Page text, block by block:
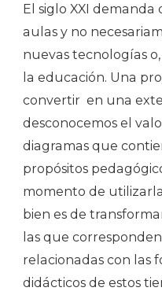
El siglo XXI
aulas y no
nuevas tecnologías
la educación. Una
convertir en una
desconocemos el
diagramas que
propósitos
momento de
bien es de
las que
relacionadas con las
didácticos de estos